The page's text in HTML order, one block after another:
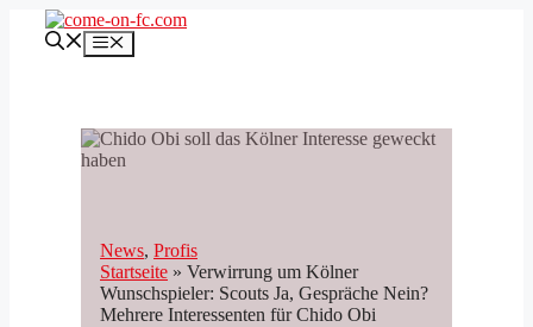
Inhalt
Menü
News, Profis
Startseite » Verwirrung um Kölner
Wunschspieler: Scouts Ja, Gespräche Nein?
Mehrere Interessenten für Chido Obi